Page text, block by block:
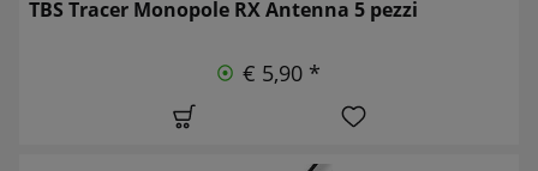
TBS Tracer Monopole RX Antenna 5 pezzi
€ 5,90 *